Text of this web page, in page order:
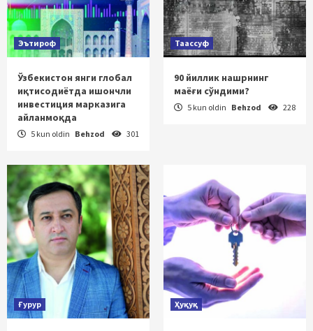
Эътироф
Ўзбекистон янги глобал
иқтисодиётда ишончли
инвестиция марказига
айланмоқда
5 kun oldin Behzod 301
Таассуф
90 йиллик нашрнинг
маёғи сўндими?
5 kun oldin Behzod 228
Ғурур Ҳуқуқ